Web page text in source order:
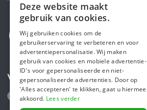
Volg ons
ENGLISH
Deze website maakt
gebruik van cookies.
Wij gebruiken cookies om de
gebruikerservaring te verbeteren en voor
advertentiepersonalisatie. Wij maken
gebruik van cookies en mobiele advertentie-
ID's voor gepersonaliseerde en niet-
gepersonaliseerde advertenties. Door op
'Alles accepteren' te klikken, gaat u hiermee
akkoord. Lees verder